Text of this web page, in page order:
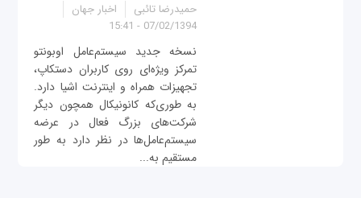
حمیدرضا تائبی
اخبار جهان
07/02/1394 - 15:41
نسخه جدید سیستم‌عامل اوبونتو
تمرکز ویژه‌ای روی کاربران دستکاپ،
تجهیزات همراه و اینترنت اشیا دارد.
به طوری‌که کانونیکال همچون دیگر
شرکت‌های بزرگ فعال در عرضه
سیستم‌عامل‌ها در نظر دارد به طور
مستقیم به...